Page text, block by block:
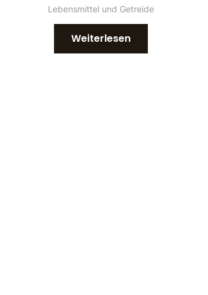
Lebensmittel und Getreide
Weiterlesen